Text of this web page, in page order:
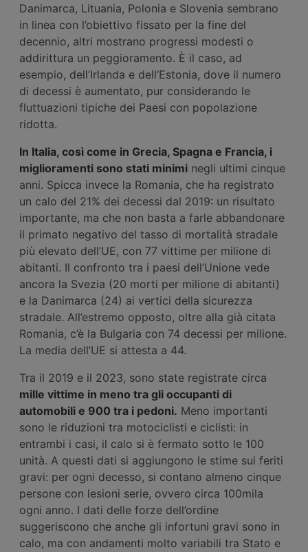
Danimarca, Lituania, Polonia e Slovenia sembrano
in linea con l’obiettivo fissato per la fine del
decennio, altri mostrano progressi modesti o
addirittura un peggioramento. È il caso, ad
esempio, dell’Irlanda e dell’Estonia, dove il numero
di decessi è aumentato, pur considerando le
fluttuazioni tipiche dei Paesi con popolazione
ridotta.
In Italia, così come in Grecia, Spagna e Francia, i
miglioramenti sono stati minimi negli ultimi cinque
anni. Spicca invece la Romania, che ha registrato
un calo del 21% dei decessi dal 2019: un risultato
importante, ma che non basta a farle abbandonare
il primato negativo del tasso di mortalità stradale
più elevato dell’UE, con 77 vittime per milione di
abitanti. Il confronto tra i paesi dell’Unione vede
ancora la Svezia (20 morti per milione di abitanti)
e la Danimarca (24) ai vertici della sicurezza
stradale. All’estremo opposto, oltre alla già citata
Romania, c’è la Bulgaria con 74 decessi per milione.
La media dell’UE si attesta a 44.
Tra il 2019 e il 2023, sono state registrate circa
mille vittime in meno tra gli occupanti di
automobili e 900 tra i pedoni. Meno importanti
sono le riduzioni tra motociclisti e ciclisti: in
entrambi i casi, il calo si è fermato sotto le 100
unità. A questi dati si aggiungono le stime sui feriti
gravi: per ogni decesso, si contano almeno cinque
persone con lesioni serie, ovvero circa 100mila
ogni anno. I dati delle forze dell’ordine
suggeriscono che anche gli infortuni gravi sono in
calo, ma con andamenti molto variabili tra Stato e